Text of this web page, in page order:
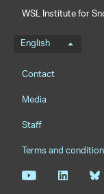
WSL Institute for
Language
English
Contact
Media
Staff
Terms and